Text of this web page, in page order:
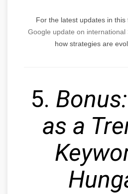
For the latest updates in this
Google update on international
how strategies are
5.
as a